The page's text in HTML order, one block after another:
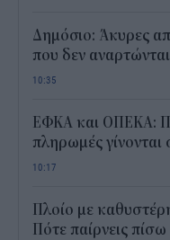
Δημόσιο: Άκυρες
που δεν
10:35
ΕΦΚΑ και ΟΠΕΚΑ:
πληρωμές
10:17
Πλοίο με
Πότε παίρνεις